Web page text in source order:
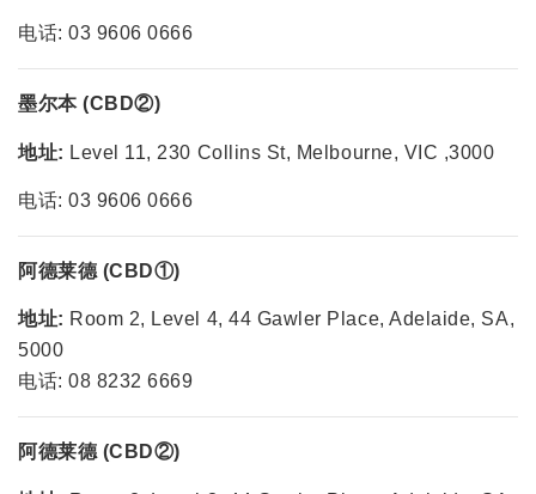
电话: 03 9606 0666
墨尔本 (CBD②)
地址: Level 11, 230 Collins St, Melbourne, VIC ,3000
电话: 03 9606 0666
阿德莱德 (CBD①)
地址: Room 2, Level 4, 44 Gawler Place, Adelaide, SA,
5000
电话: 08 8232 6669
阿德莱德 (CBD②)